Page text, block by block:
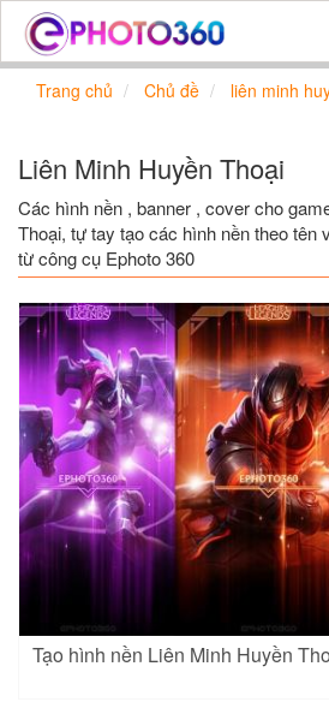
Trang chủ Chủ đề liên minh
Liên Minh Huyền Thoại
Các hình nền , banner , cover cho
Thoại, tự tay tạo các hình nền theo tên
từ công cụ Ephoto 360
Tạo hình nền Liên Minh Huyền